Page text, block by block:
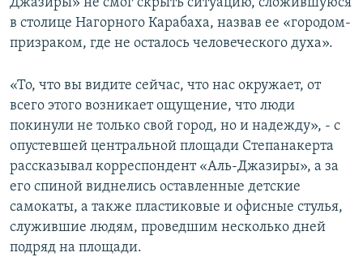
Джазиры» не смог скрыть ситуацию, сложившуюся
в столице Нагорного Карабаха, назвав ее «городом-
призраком, где не осталось человеческого духа».
«То, что вы видите сейчас, что нас окружает, от
всего этого возникает ощущение, что люди
покинули не только свой город, но и надежду», - с
опустевшей центральной площади Степанакерта
рассказывал корреспондент «Аль-Джазиры», а за
его спиной виднелись оставленные детские
самокаты, а также пластиковые и офисные стулья,
служившие людям, проведшим несколько дней
подряд на площади.